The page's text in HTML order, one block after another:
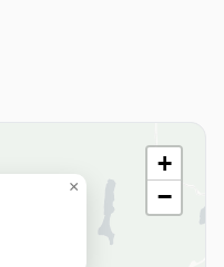
×
+
−